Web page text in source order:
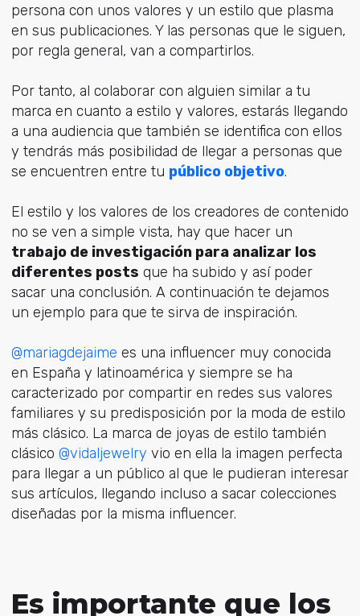
persona con unos valores y un estilo que plasma
en sus publicaciones. Y las personas que le siguen,
por regla general, van a compartirlos.
Por tanto, al colaborar con alguien similar a tu
marca en cuanto a estilo y valores, estarás llegando
a una audiencia que también se identifica con ellos
y tendrás más posibilidad de llegar a personas que
se encuentren entre tu público objetivo.
El estilo y los valores de los creadores de contenido
no se ven a simple vista, hay que hacer un
trabajo de investigación para analizar los
diferentes posts que ha subido y así poder
sacar una conclusión. A continuación te dejamos
un ejemplo para que te sirva de inspiración.
@mariagdejaime es una influencer muy conocida
en España y latinoamérica y siempre se ha
caracterizado por compartir en redes sus valores
familiares y su predisposición por la moda de estilo
más clásico. La marca de joyas de estilo también
clásico @vidaljewelry vio en ella la imagen perfecta
para llegar a un público al que le pudieran interesar
sus artículos, llegando incluso a sacar colecciones
diseñadas por la misma influencer.
Es importante que los